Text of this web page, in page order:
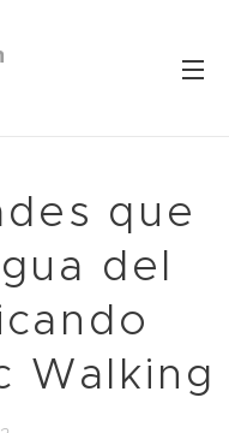
que
del
Walking